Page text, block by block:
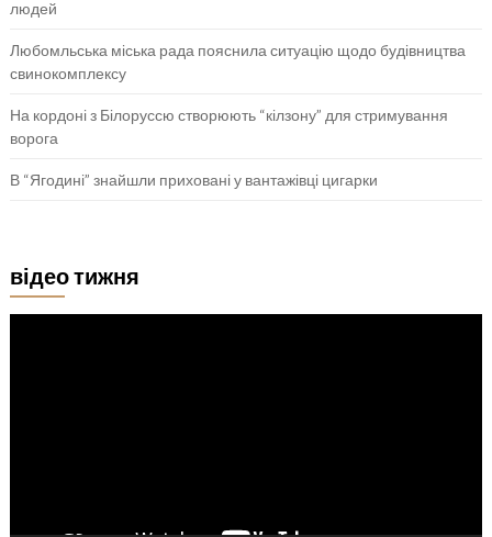
людей
Любомльська міська рада пояснила ситуацію щодо будівництва
свинокомплексу
На кордоні з Білоруссю створюють “кілзону” для стримування
ворога
В “Ягодині” знайшли приховані у вантажівці цигарки
відео тижня